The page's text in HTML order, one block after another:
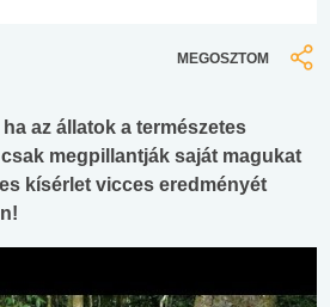
MEGOSZTOM
az állatok a természetes
megpillantják saját magukat
kísérlet vicces eredményét